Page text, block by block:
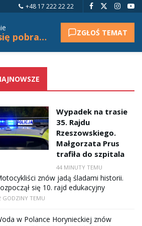
+48 17 222 22 22
Nie udało się pobrać tytułu. ZGŁOŚ TEMAT
Wypadek na trasie
35. Rajdu
Rzeszowskiego.
Małgorzata Prus
trafiła do szpitala
44 MINUTY TEMU
znów jadą śladami historii.
się 10. rajd edukacyjny
GODZINY TEMU
w Polance Horynieckiej znów